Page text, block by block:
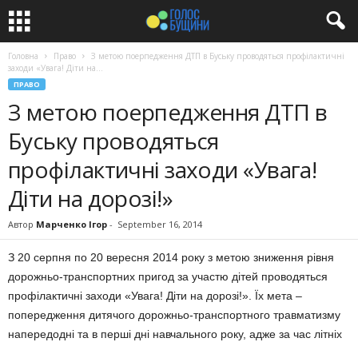
Головна Право
З метою поерпедження ДТП в Буську проводяться профілактичні
заходи «Увага! Діти на...
ПРАВО
З метою поерпедження ДТП в
Буську проводяться
профілактичні заходи «Увага!
Діти на дорозі!»
Автор Марченко Ігор - September 16, 2014
З 20 серпня по 20 вересня 2014 року з метою зниження рівня
дорожньо-транспортних пригод за участю дітей проводяться
профілактичні заходи «Увага! Діти на дорозі!». Їх мета –
попередження дитячого дорожньо-транспортного травматизму
напередодні та в перші дні навчального року, адже за час літніх